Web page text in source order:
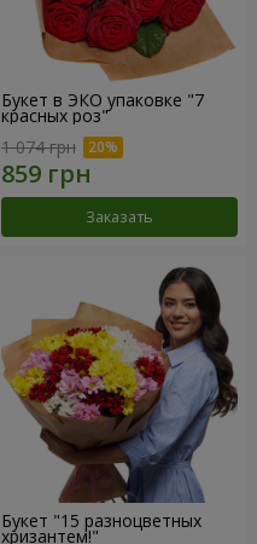
Букет в ЭКО упаковке "7
красных роз"
1 074 грн
Заказать
Букет "15 разноцветных
хризантем!"